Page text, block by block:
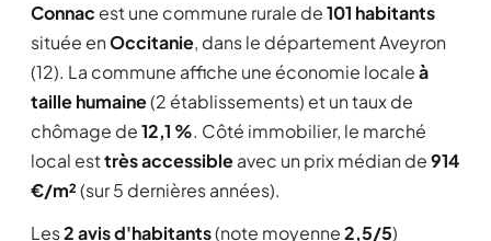
Connac est une commune rurale de101 habitants
située enOccitanie, dans le département Aveyron
(12). La commune affiche une économie localeà
taille humaine(2 établissements) et un taux de
chômage de12,1 %. Côté immobilier, le marché
local esttrès accessibleavec un prix médian de914
€/m²(sur 5 dernières années).
Les2 avis d'habitants(note moyenne2,5/5)